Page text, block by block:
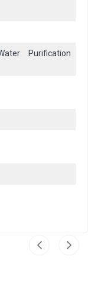
Purification